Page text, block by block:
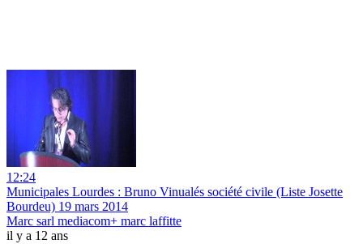
12:24
Municipales Lourdes : Bruno Vinualés société civile (Liste Josette
Bourdeu) 19 mars 2014
Marc sarl mediacom+ marc laffitte
il y a 12 ans